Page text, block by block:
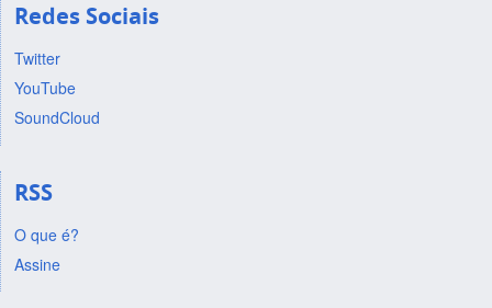
Redes Sociais
Twitter
YouTube
SoundCloud
RSS
O que é?
Assine